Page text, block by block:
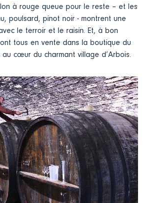
à rouge queue pour le reste – et les
poulsard, pinot noir - montrent une
le terroir et le raisin. Et, à bon
tous en vente dans la boutique du
cœur du charmant village d’Arbois.